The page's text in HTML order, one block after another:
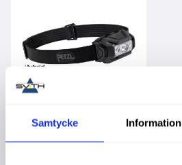
Samtycke Information
Pannlampa Aria 2R
Rgb 450Lm